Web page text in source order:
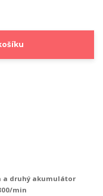
a druhý akumulátor
min